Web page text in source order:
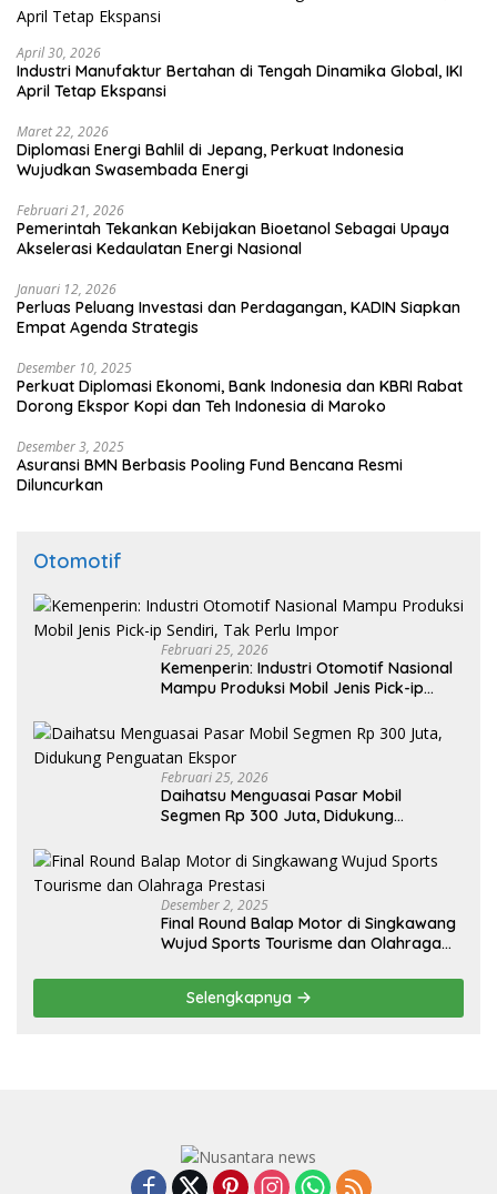
April 30, 2026
Industri Manufaktur Bertahan di Tengah Dinamika Global, IKI
April Tetap Ekspansi
Maret 22, 2026
Diplomasi Energi Bahlil di Jepang, Perkuat Indonesia
Wujudkan Swasembada Energi
Februari 21, 2026
Pemerintah Tekankan Kebijakan Bioetanol Sebagai Upaya
Akselerasi Kedaulatan Energi Nasional
Januari 12, 2026
Perluas Peluang Investasi dan Perdagangan, KADIN Siapkan
Empat Agenda Strategis
Desember 10, 2025
Perkuat Diplomasi Ekonomi, Bank Indonesia dan KBRI Rabat
Dorong Ekspor Kopi dan Teh Indonesia di Maroko
Desember 3, 2025
Asuransi BMN Berbasis Pooling Fund Bencana Resmi
Diluncurkan
Otomotif
Februari 25, 2026
Kemenperin: Industri Otomotif Nasional
Mampu Produksi Mobil Jenis Pick-ip
Februari 25, 2026
Daihatsu Menguasai Pasar Mobil
Segmen Rp 300 Juta, Didukung
Desember 2, 2025
Final Round Balap Motor di Singkawang
Wujud Sports Tourisme dan Olahraga
Selengkapnya